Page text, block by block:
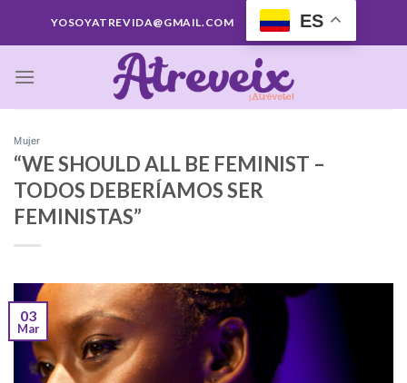
YOSOYATREVIDA@GMAIL.COM ES
Mujer
“WE SHOULD ALL BE FEMINIST –
TODOS DEBERÍAMOS SER
FEMINISTAS”
03
Mar